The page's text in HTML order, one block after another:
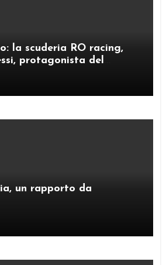
la scuderia RO racing,
protagonista del
un rapporto da